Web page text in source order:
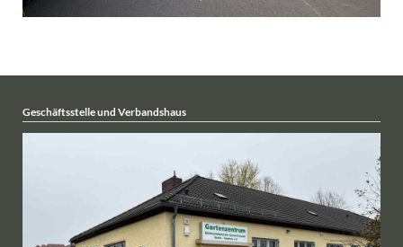
Geschäftsstelle und Verbandshaus